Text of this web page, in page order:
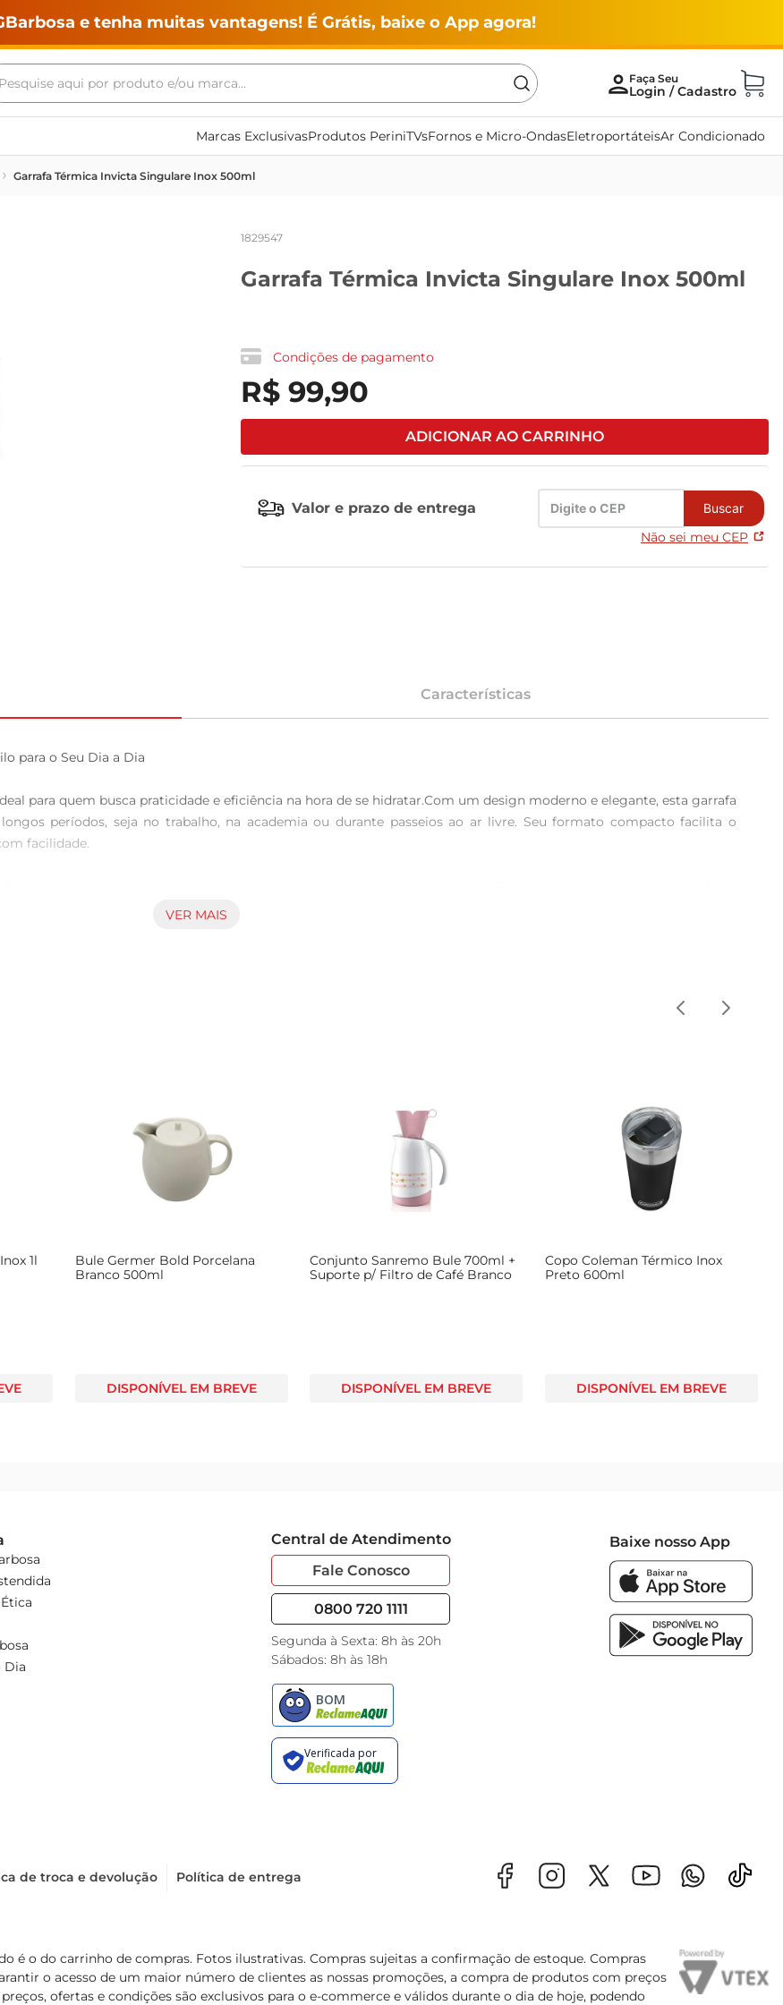
e tenha muitas vantagens! É Grátis, baixe o App agora!
aqui por produto e/ou marca...
Marcas ExclusivasProdutos PeriniTVsFornos e Micro-OndasEletroportáteisAr Condicionado
Garrafa Térmica Invicta Singulare Inox 500ml
1829547
Garrafa Térmica Invicta Singulare Inox 500ml
Condições de pagamento
R$ 99,90
ADICIONAR AO CARRINHO
Valor e prazo de entrega Buscar
Não sei meu CEP
Características
para o Seu Dia a Dia
para quem busca praticidade e eficiência na hora de se hidratar.Com um design moderno e elegante, esta garrafa
períodos, seja no trabalho, na academia ou durante passeios ao ar livre. Seu formato compacto facilita o
facilidade.
café quente durante a manhã ou de uma água gelada durante a tarde, sem se preocupar com a temperatura. A
uma manutenção simples e prática. O acabamento em inox confere um toque de sofisticação, tornandoa uma
simples recipiente
VER MAIS
1l
Bule Germer Bold Porcelana
Branco 500ml
DISPONÍVEL EM BREVE
Conjunto Sanremo Bule 700ml +
Suporte p/ Filtro de Café Branco
DISPONÍVEL EM BREVE
Copo Coleman Térmico Inox
Preto 600ml
DISPONÍVEL EM BREVE
Dia
Central de Atendimento
Fale Conosco
0800 720 1111
Segunda à Sexta: 8h às 20h
Sábados: 8h às 18h
Baixe nosso App
de troca e devolução Política de entrega
é o do carrinho de compras. Fotos ilustrativas. Compras sujeitas a confirmação de estoque. Compras
o acesso de um maior número de clientes as nossas promoções, a compra de produtos com preços
ofertas e condições são exclusivos para o e-commerce e válidos durante o dia de hoje, podendo
Termos mais buscados
maquina lavar